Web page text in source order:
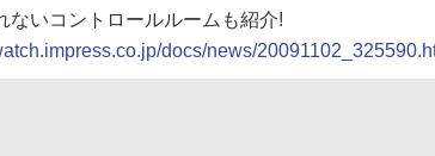
ないコントロールルームも紹介!
docs/news/